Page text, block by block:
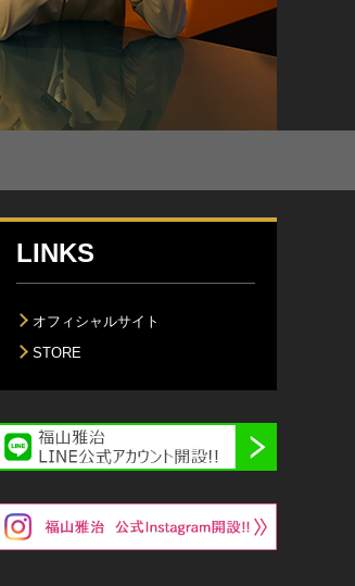
LINKS
オフィシャルサイト
STORE